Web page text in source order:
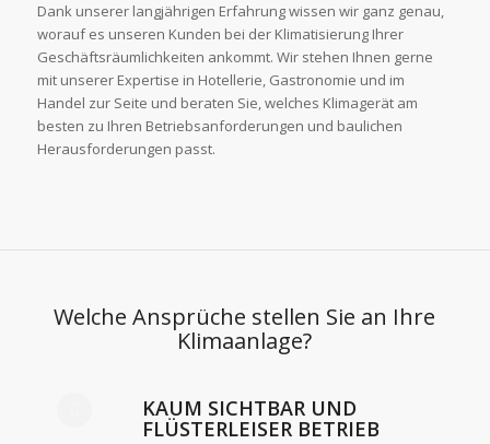
Dank unserer langjährigen Erfahrung wissen wir ganz genau,
worauf es unseren Kunden bei der Klimatisierung Ihrer
Geschäftsräumlichkeiten ankommt. Wir stehen Ihnen gerne
mit unserer Expertise in Hotellerie, Gastronomie und im
Handel zur Seite und beraten Sie, welches Klimagerät am
besten zu Ihren Betriebsanforderungen und baulichen
Herausforderungen passt.
Welche Ansprüche stellen Sie an Ihre
Klimaanlage?
KAUM SICHTBAR UND
FLÜSTERLEISER BETRIEB